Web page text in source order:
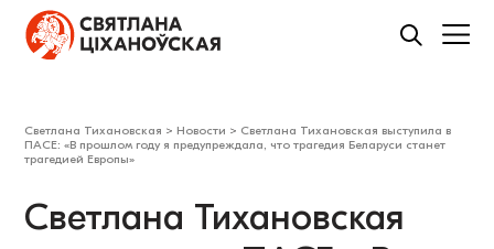
Светлана Тихановская > Новости > Светлана Тихановская выступила в
ПАСЕ: «В прошлом году я предупреждала, что трагедия Беларуси станет
трагедией Европы»
Светлана Тихановская